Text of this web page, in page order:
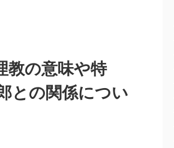
教の意味や特
との関係につい